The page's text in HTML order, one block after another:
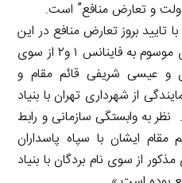
دولت و تعارض منافع” است.
بروز تعارض منافع در این
قراردادها آمده است: «قراردادهای موسوم به فاینانس ۱ و۲ از سوی
و عیسی شریفی قائم مقام و
از شهرداری تهران با بنیاد
به وابستگی سازمانی و رابط
مقام ایشان با سپاه پاسداران
از سوی نام بردگان با بنیاد